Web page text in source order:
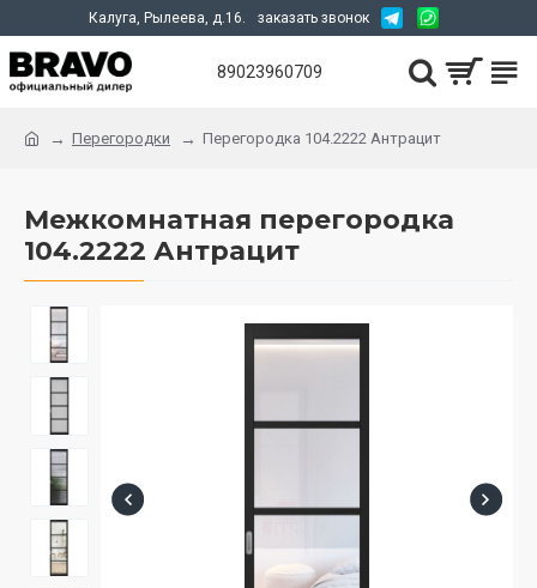
Калуга, Рылеева, д.16. заказать звонок
89023960709
Перегородки Перегородка 104.2222 Антрацит
Межкомнатная перегородка
104.2222 Антрацит